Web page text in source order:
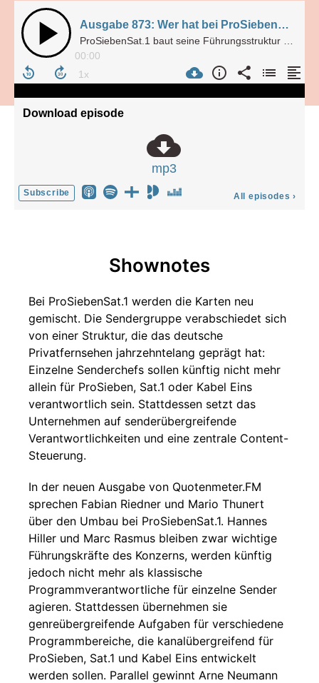
Ausgabe 873: Wer hat bei ProSiebenSat.1 jetzt das Sagen? (19.06.2026)
00:00
Download episode
mp3
Subscribe All episodes ›
Shownotes
Bei ProSiebenSat.1 werden die Karten neu
gemischt. Die Sendergruppe verabschiedet sich
von einer Struktur, die das deutsche
Privatfernsehen jahrzehntelang geprägt hat:
Einzelne Senderchefs sollen künftig nicht mehr
allein für ProSieben, Sat.1 oder Kabel Eins
verantwortlich sein. Stattdessen setzt das
Unternehmen auf senderübergreifende
Verantwortlichkeiten und eine zentrale Content-
Steuerung.
In der neuen Ausgabe von Quotenmeter.FM
sprechen Fabian Riedner und Mario Thunert
über den Umbau bei ProSiebenSat.1. Hannes
Hiller und Marc Rasmus bleiben zwar wichtige
Führungskräfte des Konzerns, werden künftig
jedoch nicht mehr als klassische
Programmverantwortliche für einzelne Sender
agieren. Stattdessen übernehmen sie
genreübergreifende Aufgaben für verschiedene
Programmbereiche, die kanalübergreifend für
ProSieben, Sat.1 und Kabel Eins entwickelt
werden sollen. Parallel gewinnt Arne Neumann